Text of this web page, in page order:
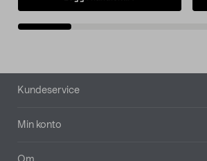
Bunntekst
Kundeservice
Min konto